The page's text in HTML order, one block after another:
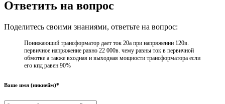
Ответить на вопрос
Поделитесь своими знаниями, ответьте на вопрос:
Понижающий трансформатор дает ток 20а при напряжении 120в.
первичное напряжение равно 22 000в. чему равны ток в первичной
обмотке а также входная и выходная мощности трансформатора если
его кпд равен 90%
Ваше имя (никнейм)*